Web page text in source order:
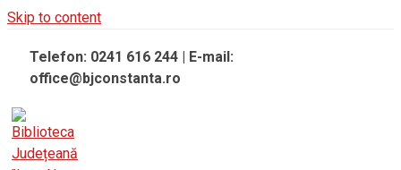
Skip to content
Telefon: 0241 616 244 | E-mail:
office@bjconstanta.ro